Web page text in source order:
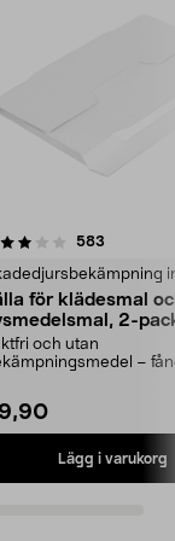
583
för klädesmal
2-
och utan
–
Lägg i varukorg
4.5 av 5 stjärnor